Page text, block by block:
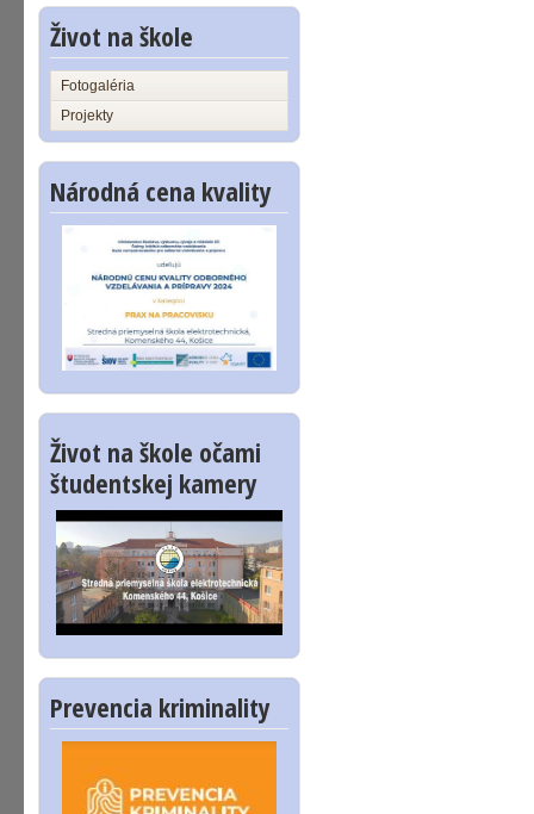
Život na škole
Fotogaléria
Projekty
Národná cena kvality
Život na škole očami
študentskej kamery
Prevencia kriminality